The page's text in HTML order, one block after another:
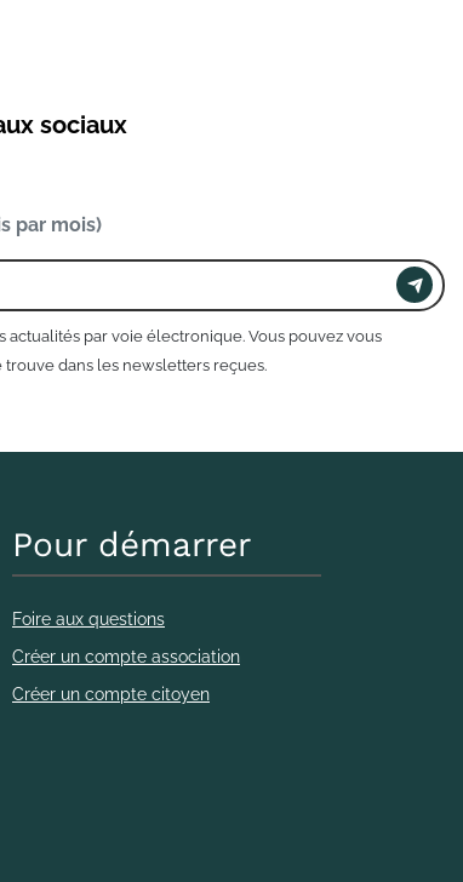
sociaux
par mois)
par voie électronique. Vous pouvez vous
dans les newsletters reçues.
Pour démarrer
Foire aux questions
Créer un compte association
Créer un compte citoyen